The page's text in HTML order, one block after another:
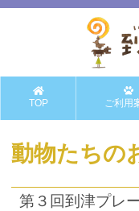
TOP ご利用
動物たち
第３回到津プレ